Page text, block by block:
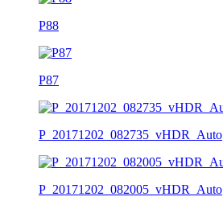
P88
P87
P_20171202_082735_vHDR_Auto
P_20171202_082005_vHDR_Auto